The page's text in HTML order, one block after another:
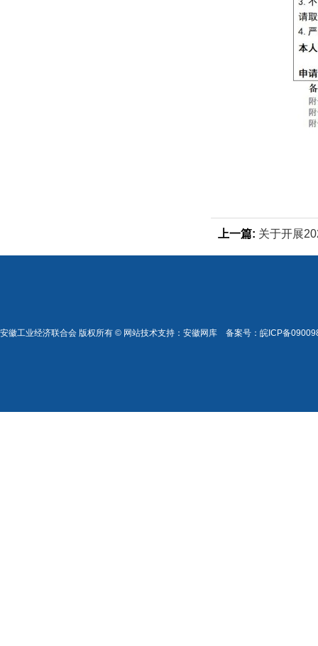
上一篇: 关于开展
安徽工业经济联合会 版权所有 © 网站技术支持： 安徽网库 备案号： 皖ICP备